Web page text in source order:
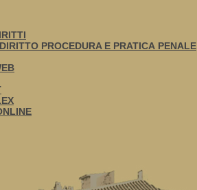
PROCEDURA E PRATICA PENALE